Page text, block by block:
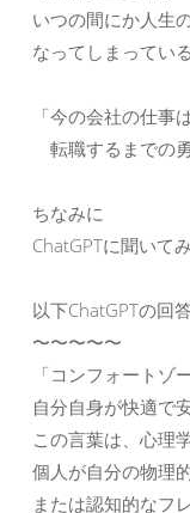
いつの間にか人生
なってしまってい
「今の会社の仕事
転職するまでの
ちなみに
ChatGPTに聞いて
以下ChatGPTの回答
〜〜〜〜〜
「コンフォートゾ
自分自身が快適で
この言葉は、心理
個人が自分の物理
または認知的なフ